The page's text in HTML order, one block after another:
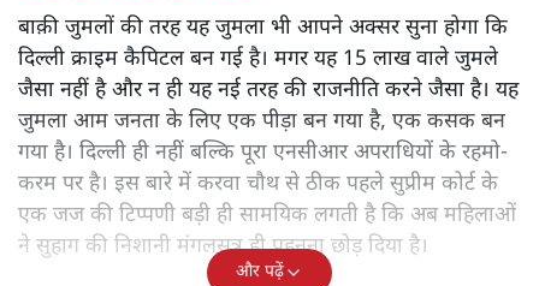
बाक़ी जुमलों की तरह यह जुमला भी आपने अक्सर सुना होगा कि
दिल्ली क्राइम कैपिटल बन गई है। मगर यह 15 लाख वाले जुमले
जैसा नहीं है और न ही यह नई तरह की राजनीति करने जैसा है। यह
जुमला आम जनता के लिए एक पीड़ा बन गया है, एक कसक बन
गया है। दिल्ली ही नहीं बल्कि पूरा एनसीआर अपराधियों के रहमो-
करम पर है। इस बारे में करवा चौथ से ठीक पहले सुप्रीम कोर्ट के
एक जज की टिप्पणी बड़ी ही सामयिक लगती है कि अब महिलाओं
ने सुहाग की निशानी मंगलसूत्र ही पहनना छोड़ दिया है।
और पढ़ें